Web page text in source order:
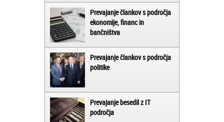
Prevajanje člankov s področja
ekonomije, financ in
bančništva
Prevajanje člankov s področja
politike
Prevajanje besedil z IT
področja